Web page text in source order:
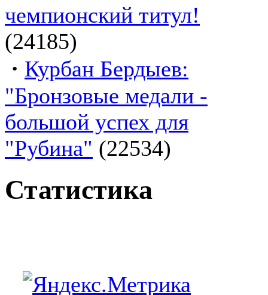
чемпионский титул!
(24185)
· Курбан Бердыев:
"Бронзовые медали -
большой успех для
"Рубина" (22534)
Статистика